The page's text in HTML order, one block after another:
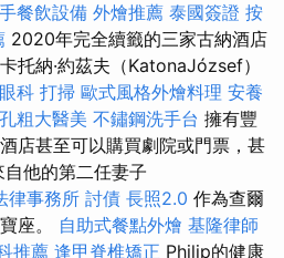
餐飲設備 外燴推薦 泰國簽證 按
2020年完全續籤的三家古納酒店
托納·約茲夫（KatonaJózsef）
眼科 打掃 歐式風格外燴料理 安養
粗大醫美 不鏽鋼洗手台 擁有豐
店甚至可以購買劇院或門票，甚
他的第二任妻子
律事務所 討債 長照2.0 作為查爾
座。 自助式餐點外燴 基隆律師
推薦 逢甲脊椎矯正 Philip的健康